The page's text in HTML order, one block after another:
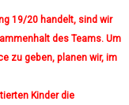
19/20 handelt, sind wir
des Teams. Um
zu geben, planen wir, im
Kinder die